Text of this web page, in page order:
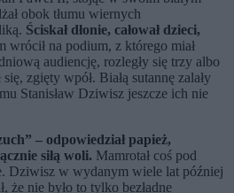
obok tłumu wiernych
Ściskał dłonie, całował dzieci,
wrócił na podium, z którego miał
audiencję, rozległy się trzy albo
się, zgięty wpół. Białą sutannę zalały
Stanisław Dziwisz jeszcze ich nie
– odpowiedział papież,
siłą woli. Mamrotał coś pod
Dziwisz w wydanym wiele lat później
że nie było to tylko bezładne